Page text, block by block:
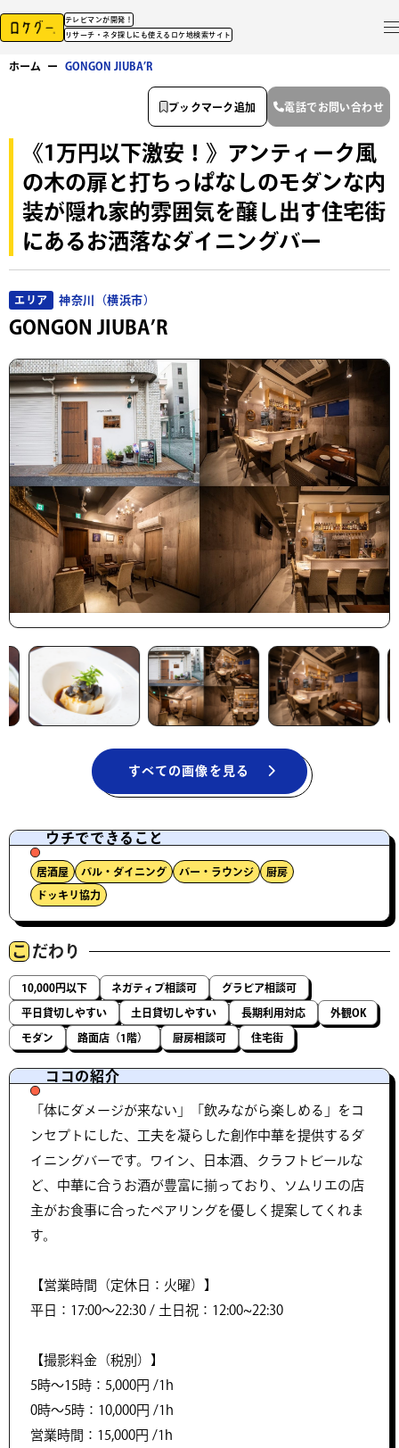
テレビマンが開発！
リサーチ・ネタ探しにも使えるロケ地検索サイト
ホーム ー GONGON JIUBA’R
《1万円以下激安！》アンティーク風
の木の扉と打ちっぱなしのモダンな内
装が隠れ家的雰囲気を醸し出す住宅街
にあるお洒落なダイニングバー
エリア 神奈川（横浜市）
GONGON JIUBA’R
すべての画像を見る
ウチでできること
居酒屋 バル・ダイニング バー・ラウンジ 厨房
ドッキリ協力
こ だわり
10,000円以下 ネガティブ相談可 グラビア相談可
平日貸切しやすい 土日貸切しやすい 長期利用対応 外観OK
モダン 路面店（1階） 厨房相談可 住宅街
ココの紹介
「体にダメージが来ない」「飲みながら楽しめる」をコ
ンセプトにした、工夫を凝らした創作中華を提供するダ
イニングバーです。ワイン、日本酒、クラフトビールな
ど、中華に合うお酒が豊富に揃っており、ソムリエの店
主がお食事に合ったペアリングを優しく提案してくれま
す。
【営業時間（定休日：火曜）】
平日：17:00～22:30 / 土日祝：12:00~22:30
【撮影料金（税別）】
5時〜15時：5,000円 /1h
0時〜5時：10,000円 /1h
営業時間：15,000円 /1h
ブックマーク追加 電話でお問い合わせ